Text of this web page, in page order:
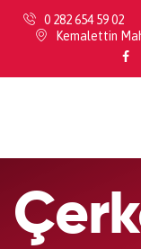
0 282 654 59 02
Kemalettin